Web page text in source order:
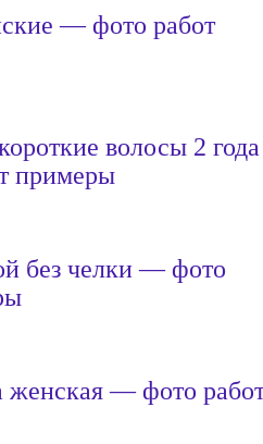
— фото работ
волосы 2 года
примеры
без челки — фото
женская — фото